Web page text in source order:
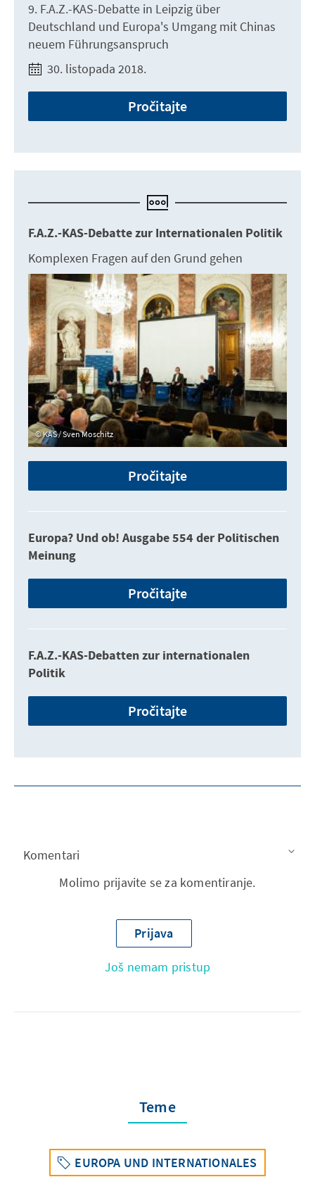
9. F.A.Z.-KAS-Debatte in Leipzig über
Deutschland und Europa's Umgang mit Chinas
neuem Führungsanspruch
30. listopada 2018.
Pročitajte
F.A.Z.-KAS-Debatte zur Internationalen Politik
Komplexen Fragen auf den Grund gehen
KAS / Sven Moschitz
Pročitajte
Europa? Und ob! Ausgabe 554 der Politischen
Meinung
Pročitajte
F.A.Z.-KAS-Debatten zur internationalen
Politik
Pročitajte
Komentari
Molimo prijavite se za komentiranje.
Prijava
Još nemam pristup
Teme
EUROPA UND INTERNATIONALES